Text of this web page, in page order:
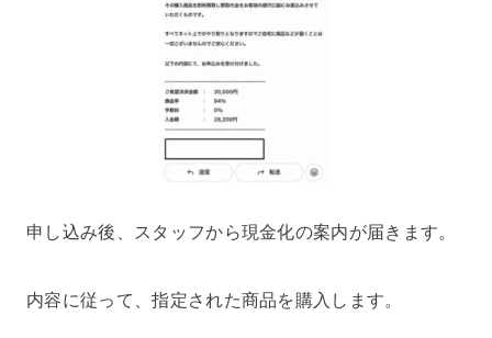
申し込み後、スタッフから現金化の案内が届きます。
内容に従って、指定された商品を購入します。